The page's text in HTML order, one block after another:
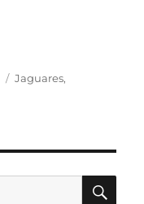
Etiquetas
Jaguares,